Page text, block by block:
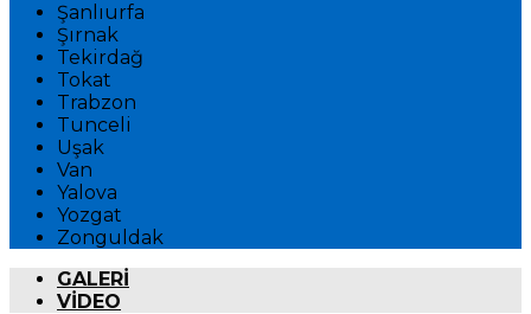
Şanlıurfa
Şırnak
Tekirdağ
Tokat
Trabzon
Tunceli
Uşak
Van
Yalova
Yozgat
Zonguldak
GALERİ
VİDEO